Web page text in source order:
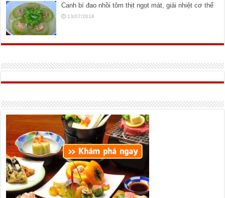
Canh bí đao nhồi tôm thịt ngọt mát, giải nhiệt cơ thể
13/07/2018